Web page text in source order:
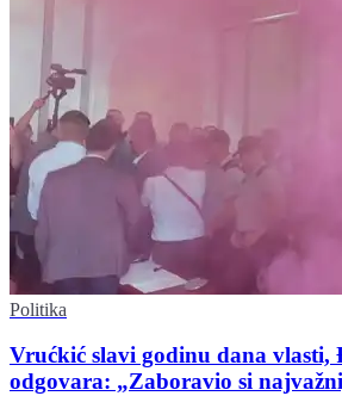
Politika
Vrućkić slavi godinu dana vlasti,
odgovara: „Zaboravio si